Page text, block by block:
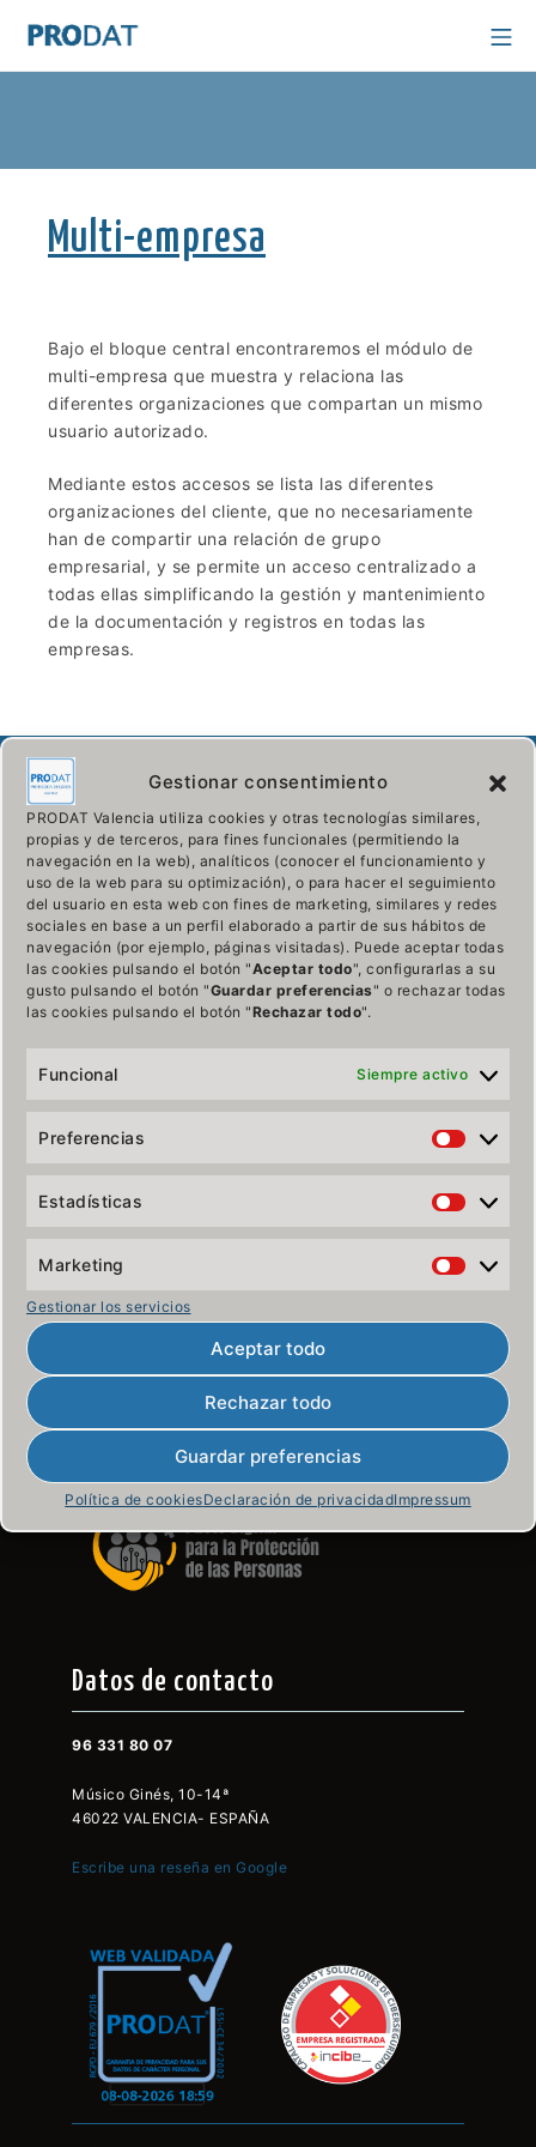
Gestionar consentimiento
PRODAT Valencia utiliza cookies y otras tecnologías similares,
propias y de terceros, para fines funcionales (permitiendo la
navegación en la web), analíticos (conocer el funcionamiento y
uso de la web para su optimización), o para hacer el seguimiento
del usuario en esta web con fines de marketing, similares y redes
sociales en base a un perfil elaborado a partir de sus hábitos de
navegación (por ejemplo, páginas visitadas). Puede aceptar todas
las cookies pulsando el botón "Aceptar todo", configurarlas a su
gusto pulsando el botón "Guardar preferencias" o rechazar todas
las cookies pulsando el botón "Rechazar todo".
Funcional Siempre activo
Preferencias
Estadísticas
Marketing
Gestionar los servicios
Aceptar todo
Rechazar todo
Guardar preferencias
Política de cookiesDeclaración de privacidadImpressum
Multi-empresa
Bajo el bloque central encontraremos el módulo de
multi-empresa que muestra y relaciona las
diferentes organizaciones que compartan un mismo
usuario autorizado.
Mediante estos accesos se lista las diferentes
organizaciones del cliente, que no necesariamente
han de compartir una relación de grupo
empresarial, y se permite un acceso centralizado a
todas ellas simplificando la gestión y mantenimiento
de la documentación y registros en todas las
empresas.
Quienes somos
PRODAT es la mayor consultora de abogados y
asesores informáticos especializados de España. Con
oficina en más de 24 ciudades, cuenta con una
amplia y sólida cobertura.
Derecho Nuevas Tecnologías
Implantación RGPD – LOPDGDD
Accesos directos
SIGPAC – área clientes
Blog corporativo
Consultoría
Datos de contacto
96 331 80 07
Músico Ginés, 10-14ª
46022 VALENCIA- ESPAÑA
Escribe una reseña en Google